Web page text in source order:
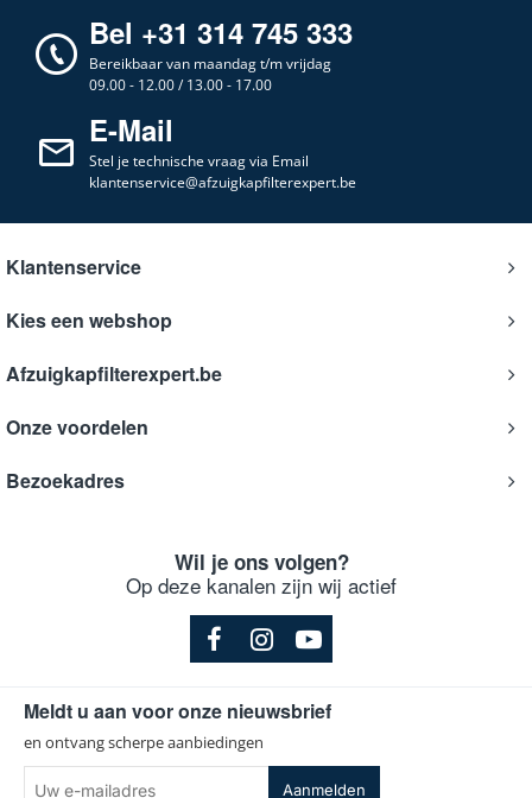
Bel +31 314 745 333
Bereikbaar van maandag t/m vrijdag
09.00 - 12.00 / 13.00 - 17.00
E-Mail
Stel je technische vraag via Email
klantenservice@afzuigkapfilterexpert.be
Klantenservice
Kies een webshop
Afzuigkapfilterexpert.be
Onze voordelen
Bezoekadres
Wil je ons volgen?
Op deze kanalen zijn wij actief
Meldt u aan voor onze nieuwsbrief
en ontvang scherpe aanbiedingen
Aanmelden